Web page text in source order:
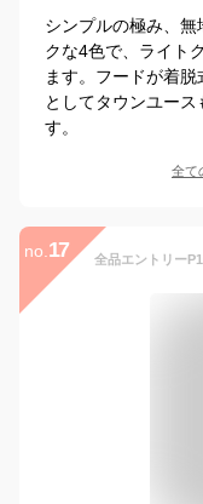
シンプルの極み、
クな4色で、ライト
ます。フードが着
としてタウンユー
す。
全て
no. 17